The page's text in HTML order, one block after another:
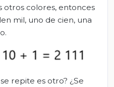
otros colores, entonces
mil, uno de cien, una
repite es otro? ¿Se